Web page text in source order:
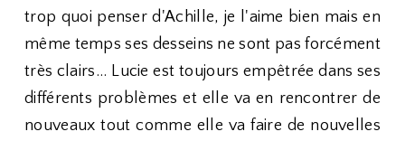
trop quoi penser d'Achille, je l'aime bien mais en
même temps ses desseins ne sont pas forcément
très clairs... Lucie est toujours empêtrée dans ses
différents problèmes et elle va en rencontrer de
nouveaux tout comme elle va faire de nouvelles